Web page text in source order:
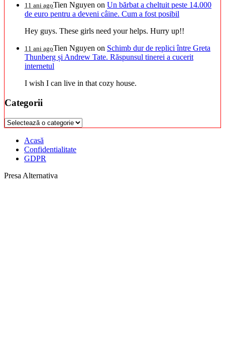
11 ani agoTien Nguyen on Un bărbat a cheltuit peste 14.000
de euro pentru a deveni câine. Cum a fost posibil
Hey guys. These girls need your helps. Hurry up!!
11 ani agoTien Nguyen on Schimb dur de replici între Greta
Thunberg și Andrew Tate. Răspunsul tinerei a cucerit
internetul
I wish I can live in that cozy house.
Categorii
Categorii
Acasă
Confidentialitate
GDPR
Presa Alternativa